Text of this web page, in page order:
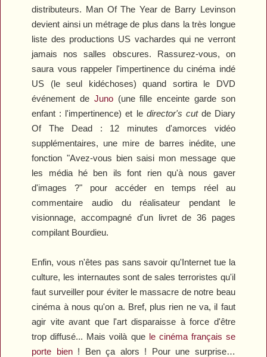
distributeurs. Man Of The Yearde Barry Levinson
devient ainsi un métrage de plus dans la très longue
liste des productions US vachardes qui ne verront
jamais nos salles obscures. Rassurez-vous, on
saura vous rappeler l'impertinence du cinéma indé
US (le seul kidéchoses) quand sortira le DVD
événement de Juno(une fille enceinte garde son
enfant : l'impertinence) et le director's cutde Diary
Of The Dead: 12 minutes d'amorces vidéo
supplémentaires, une mire de barres inédite, une
fonction "Avez-vous bien saisi mon message que
les média hé ben ils font rien qu'à nous gaver
d'images ?" pour accéder en temps réel au
commentaire audio du réalisateur pendant le
visionnage, accompagné d'un livret de 36 pages
compilant Bourdieu.
Enfin, vous n'êtes pas sans savoir qu'Internet tue la
culture, les internautes sont de sales terroristes qu'il
faut surveiller pour éviter le massacre de notre beau
cinéma à nous qu'on a. Bref, plus rien ne va, il faut
agir vite avant que l'art disparaisse à force d'être
trop diffusé... Mais voilà que le cinéma français se
porte bien! Ben ça alors ! Pour une surprise…